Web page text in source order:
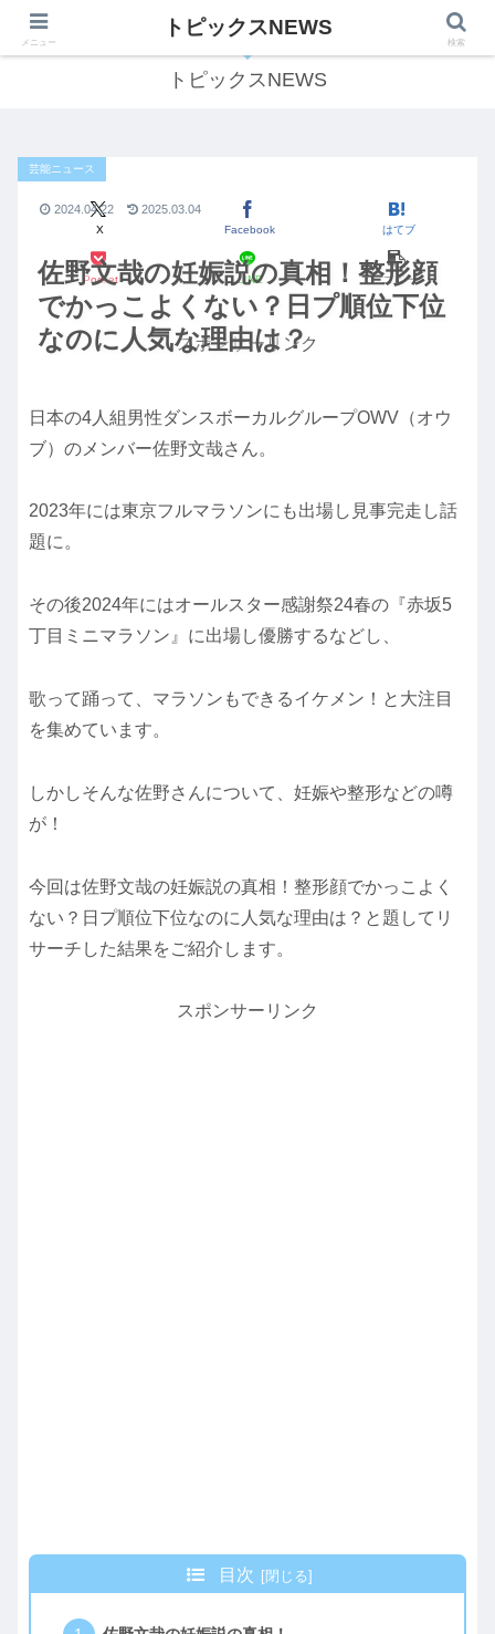
気になる話題をわかりやすくご紹介します！
トピックスNEWS
佐野文哉の妊娠説の真相！整形顔
でかっこよくない？日プ順位下位
なのに人気な理由は？
芸能ニュース
X Facebook はてブ
Pocket LINE コピー
2024.04.22 2025.03.04
スポンサーリンク
日本の4人組男性ダンスボーカルグループOWV（オウ
ブ）のメンバー佐野文哉さん。
2023年には東京フルマラソンにも出場し見事完走し話
題に。
その後2024年にはオールスター感謝祭24春の『赤坂5
丁目ミニマラソン』に出場し優勝するなどし、
歌って踊って、マラソンもできるイケメン！と大注目
を集めています。
しかしそんな佐野さんについて、妊娠や整形などの噂
が！
今回は佐野文哉の妊娠説の真相！整形顔でかっこよく
ない？日プ順位下位なのに人気な理由は？と題してリ
サーチした結果をご紹介します。
スポンサーリンク
目次
メニュー
トピックスNEWS
検索